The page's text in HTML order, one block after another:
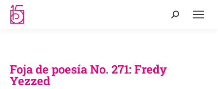
Foja de poesía No. 271: Fredy
Yezzed